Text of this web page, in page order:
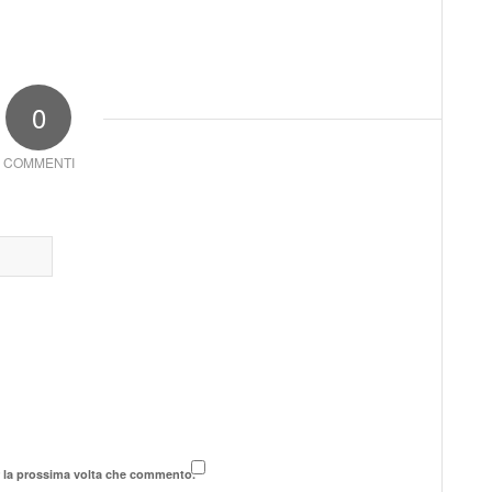
0
COMMENTI
prossima volta che commento.